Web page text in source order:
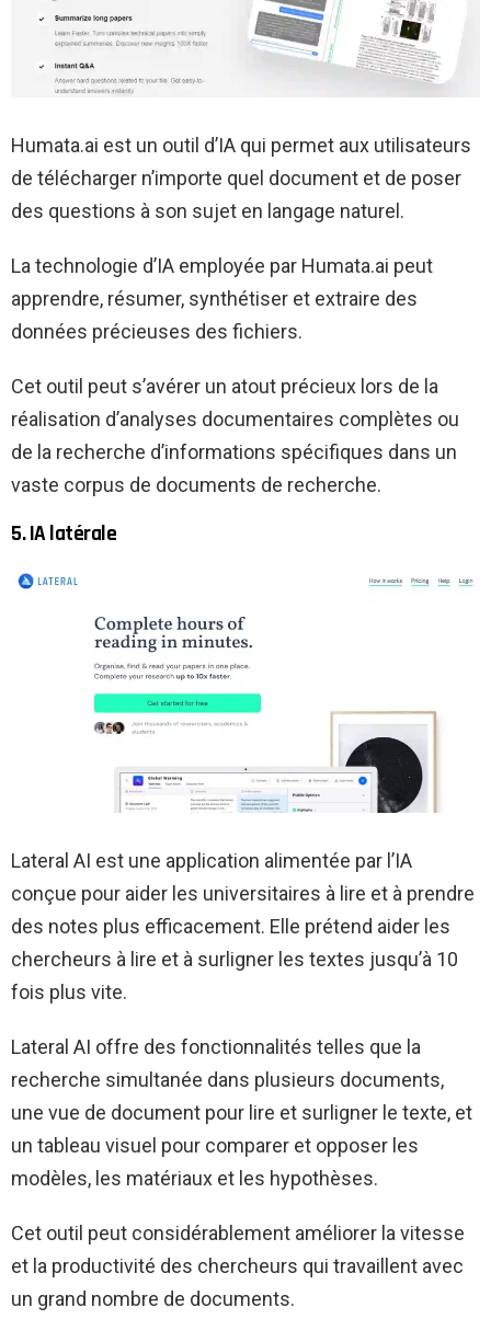
Humata.ai est un outil d’IA qui permet aux utilisateurs
de télécharger n’importe quel document et de poser
des questions à son sujet en langage naturel.
La technologie d’IA employée par Humata.ai peut
apprendre, résumer, synthétiser et extraire des
données précieuses des fichiers.
Cet outil peut s’avérer un atout précieux lors de la
réalisation d’analyses documentaires complètes ou
de la recherche d’informations spécifiques dans un
vaste corpus de documents de recherche.
5. IA latérale
Lateral AI est une application alimentée par l’IA
conçue pour aider les universitaires à lire et à prendre
des notes plus efficacement. Elle prétend aider les
chercheurs à lire et à surligner les textes jusqu’à 10
fois plus vite.
Lateral AI offre des fonctionnalités telles que la
recherche simultanée dans plusieurs documents,
une vue de document pour lire et surligner le texte, et
un tableau visuel pour comparer et opposer les
modèles, les matériaux et les hypothèses.
Cet outil peut considérablement améliorer la vitesse
et la productivité des chercheurs qui travaillent avec
un grand nombre de documents.